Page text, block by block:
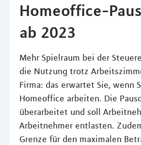
Homeoffice-
ab 2023
Mehr Spielraum bei der
die Nutzung trotz
Firma: das erwartet Sie, wenn
Homeoffice arbeiten. Die
überarbeitet und soll
Arbeitnehmer entlasten.
Grenze für den maximalen